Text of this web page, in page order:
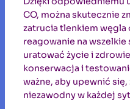
CO, można skutecznie
zatrucia tlenkiem węgla
reagowanie na wszelkie
uratować życie i
konserwacja i
ważne, aby upewnić się,
niezawodny w każdej